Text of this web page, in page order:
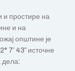
и простире на
и на
општине је
7′ 43″ источне
дела: